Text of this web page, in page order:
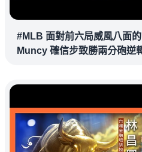
#MLB 面對前六局威風八面
Muncy 確信步致勝兩分砲逆